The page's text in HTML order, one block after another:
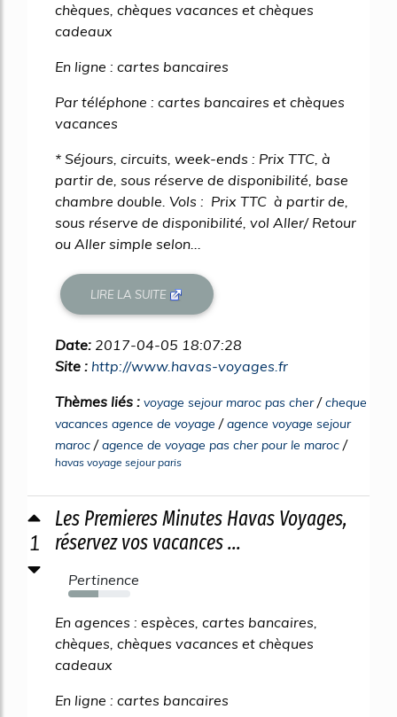
chèques, chèques vacances et chèques
cadeaux
En ligne : cartes bancaires
Par téléphone : cartes bancaires et chèques
vacances
* Séjours, circuits, week-ends : Prix TTC, à
partir de, sous réserve de disponibilité, base
chambre double. Vols : Prix TTC à partir de,
sous réserve de disponibilité, vol Aller/ Retour
ou Aller simple selon...
LIRE LA SUITE
Date: 2017-04-05 18:07:28
Site : http://www.havas-voyages.fr
Thèmes liés : voyage sejour maroc pas cher/cheque
vacances agence de voyage /agence voyage sejour
maroc /agence de voyage pas cher pour le maroc /
havas voyage sejour paris
1
Les Premieres Minutes Havas Voyages,
réservez vos vacances ...
Pertinence
49%
En agences : espèces, cartes bancaires,
chèques, chèques vacances et chèques
cadeaux
En ligne : cartes bancaires